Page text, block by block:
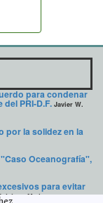
para condenar
PRI-D.F. Javier W.
por la solidez en la
Oceanografía",
para evitar
López Madera